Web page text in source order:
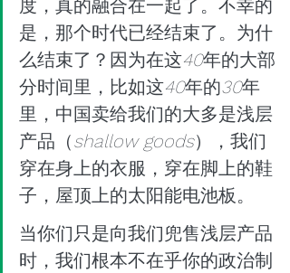
度，真的融合在一起了。不幸的
是，那个时代已经结束了。为什
么结束了？因为在这40年的大部
分时间里，比如这40年的30年
里，中国卖给我们的大多是浅层
产品（shallow goods），我们
穿在身上的衣服，穿在脚上的鞋
子，屋顶上的太阳能电池板。
当你们只是向我们兜售浅层产品
时，我们根本不在乎你的政治制